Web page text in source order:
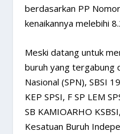
berdasarkan PP
kenaikannya melebihi
Meski datang untuk
buruh yang tergabung
Nasional (SPN), SBSI
KEP SPSI, F SP LEM
SB KAMIOARHO
Kesatuan Buruh